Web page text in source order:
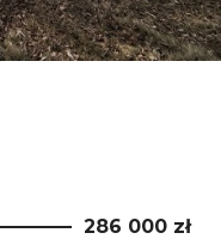
286 000 zł